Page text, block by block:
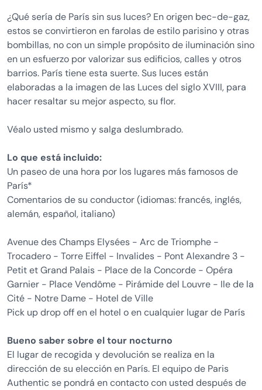
¿Qué sería de París sin sus luces? En origen bec-de-gaz,
estos se convirtieron en farolas de estilo parisino y otras
bombillas, no con un simple propósito de iluminación sino
en un esfuerzo por valorizar sus edificios, calles y otros
barrios. París tiene esta suerte. Sus luces están
elaboradas a la imagen de las Luces del siglo XVIII, para
hacer resaltar su mejor aspecto, su flor.
Véalo usted mismo y salga deslumbrado.
Lo que está incluido:
Un paseo de una hora por los lugares más famosos de
París*
Comentarios de su conductor (idiomas: francés, inglés,
alemán, español, italiano)
Avenue des Champs Elysées - Arc de Triomphe -
Trocadero - Torre Eiffel - Invalides - Pont Alexandre 3 -
Petit et Grand Palais - Place de la Concorde - Opéra
Garnier - Place Vendôme - Pirámide del Louvre - Ile de la
Cité - Notre Dame - Hotel de Ville
Pick up drop off en el hotel o en cualquier lugar de París
Bueno saber sobre el tour nocturno
El lugar de recogida y devolución se realiza en la
dirección de su elección en París. El equipo de Paris
Authentic se pondrá en contacto con usted después de